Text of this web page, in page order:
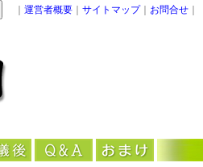
運営者概要 サイトマップ｜ お問合せ